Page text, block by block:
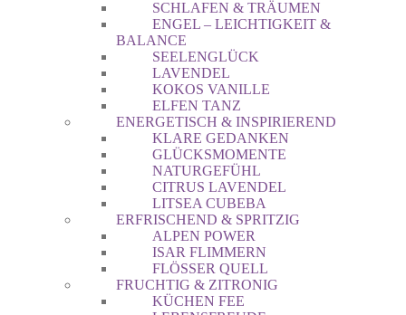
SCHLAFEN & TRÄUMEN
ENGEL – LEICHTIGKEIT &
BALANCE
SEELENGLÜCK
LAVENDEL
KOKOS VANILLE
ELFEN TANZ
ENERGETISCH & INSPIRIEREND
KLARE GEDANKEN
GLÜCKSMOMENTE
NATURGEFÜHL
CITRUS LAVENDEL
LITSEA CUBEBA
ERFRISCHEND & SPRITZIG
ALPEN POWER
ISAR FLIMMERN
FLÖSSER QUELL
FRUCHTIG & ZITRONIG
KÜCHEN FEE